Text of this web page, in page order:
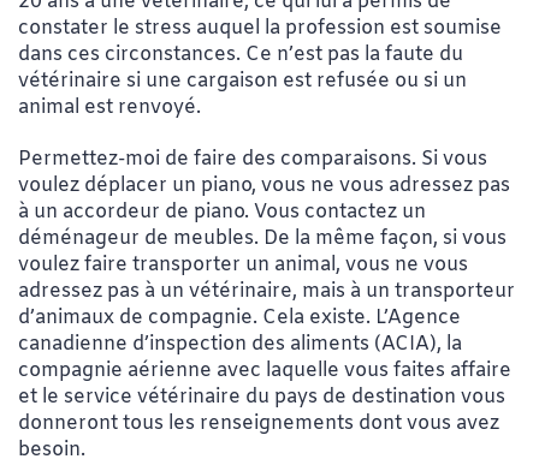
constater le stress auquel la profession est soumise
dans ces circonstances. Ce n’est pas la faute du
vétérinaire si une cargaison est refusée ou si un
animal est renvoyé.
Permettez-moi de faire des comparaisons. Si vous
voulez déplacer un piano, vous ne vous adressez pas
à un accordeur de piano. Vous contactez un
déménageur de meubles. De la même façon, si vous
voulez faire transporter un animal, vous ne vous
adressez pas à un vétérinaire, mais à un transporteur
d’animaux de compagnie. Cela existe. L’Agence
canadienne d’inspection des aliments (ACIA), la
compagnie aérienne avec laquelle vous faites affaire
et le service vétérinaire du pays de destination vous
donneront tous les renseignements dont vous avez
besoin.